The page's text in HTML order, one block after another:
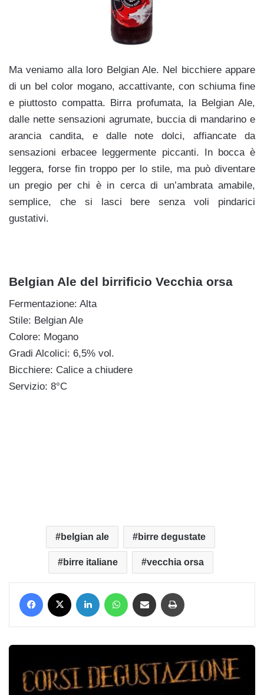
Ma veniamo alla loro Belgian Ale. Nel bicchiere appare
di un bel color mogano, accattivante, con schiuma fine
e piuttosto compatta. Birra profumata, la Belgian Ale,
dalle nette sensazioni agrumate, buccia di mandarino e
arancia candita, e dalle note dolci, affiancate da
sensazioni erbacee leggermente piccanti. In bocca è
leggera, forse fin troppo per lo stile, ma può diventare
un pregio per chi è in cerca di un’ambrata amabile,
semplice, che si lasci bere senza voli pindarici
gustativi.
Belgian Ale del birrificio Vecchia orsa
Fermentazione: Alta
Stile: Belgian Ale
Colore: Mogano
Gradi Alcolici: 6,5% vol.
Bicchiere: Calice a chiudere
Servizio: 8°C
belgian ale birre degustate
birre italiane vecchia orsa
Facebook LinkedIn WhatsApp Condividi via mail